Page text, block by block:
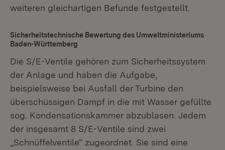
weiteren gleichartigen Befunde festgestellt.
Sicherheitstechnische Bewertung des Umweltministeriums
Baden-Württemberg
Die S/E-Ventile gehören zum Sicherheitssystem
der Anlage und haben die Aufgabe,
beispielsweise bei Ausfall der Turbine den
überschüssigen Dampf in die mit Wasser gefüllte
sog. Kondensationskammer abzublasen. Jedem
der insgesamt 8 S/E-Ventile sind zwei
„Schnüffelventile“ zugeordnet. Sie sind eine